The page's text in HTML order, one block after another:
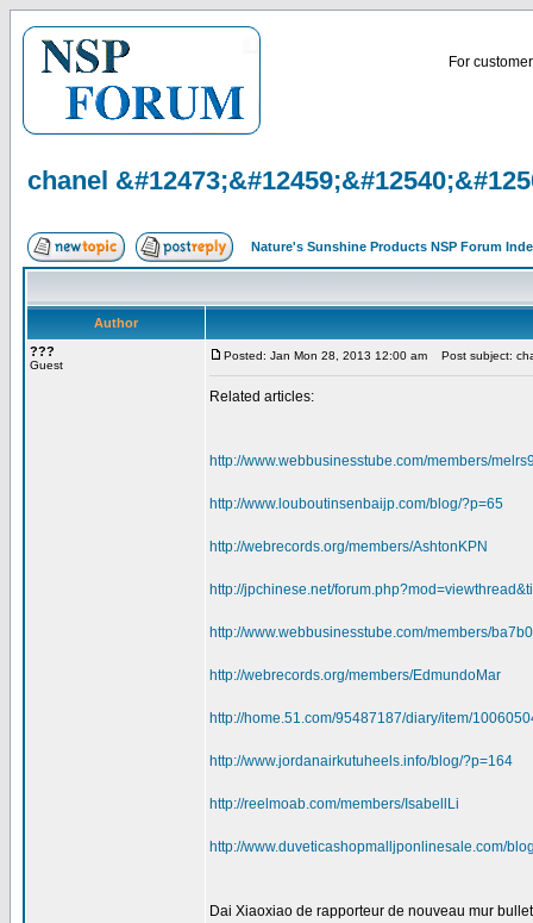
For
chanel
Nature's Sunshine Products NSP Forum
Author
???
Guest
Posted: Jan Mon 28, 2013 12:00 am Post subject:
Related articles:
http://www.webbusinesstube.com/members/
http://www.louboutinsenbaijp.com/blog/?p=65
http://webrecords.org/members/AshtonKPN
http://jpchinese.net/
http://www.webbusinesstube.com/members/
http://webrecords.org/members/EdmundoMar
http://home.51.com/95487187/diary/item/
http://www.jordanairkutuheels.info/blog/?p=164
http://reelmoab.com/members/IsabellLi
http://www.duveticashopmalljponlinesale.com/
Dai Xiaoxiao de rapporteur de nouveau mur